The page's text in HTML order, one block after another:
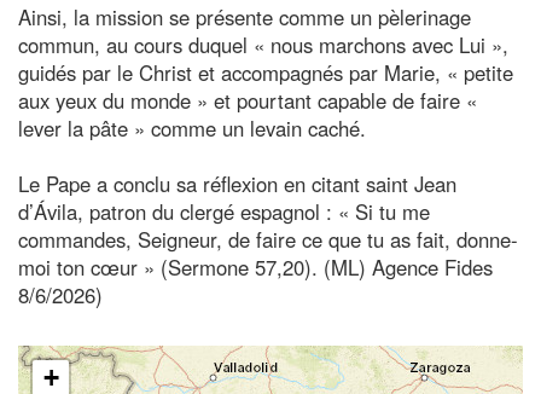
Ainsi, la mission se présente comme un pèlerinage
commun, au cours duquel « nous marchons avec Lui »,
guidés par le Christ et accompagnés par Marie, « petite
aux yeux du monde » et pourtant capable de faire «
lever la pâte » comme un levain caché.
Le Pape a conclu sa réflexion en citant saint Jean
d’Ávila, patron du clergé espagnol : « Si tu me
commandes, Seigneur, de faire ce que tu as fait, donne-
moi ton cœur » (Sermone 57,20). (ML) Agence Fides
8/6/2026)
+